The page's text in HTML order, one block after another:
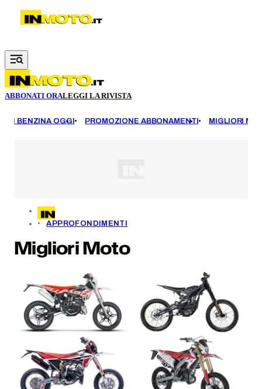
Vai al contenuto principale
ABBONATI ORALEGGI LA RIVISTA
BENZINA OGGI PROMOZIONE ABBONAMENTI MIGLIORI
APPROFONDIMENTI
Migliori Moto